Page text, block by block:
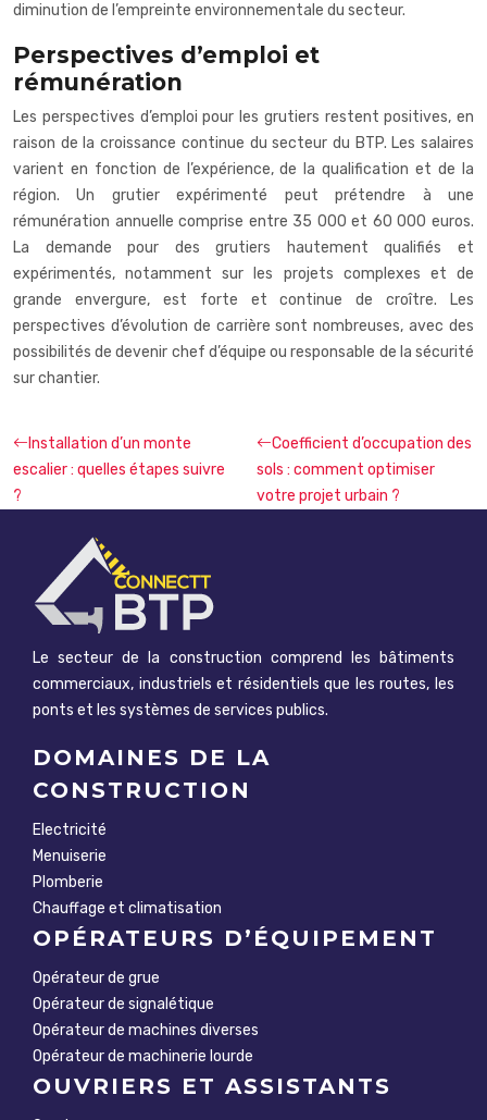
diminution de l’empreinte environnementale du secteur.
Perspectives d’emploi et
rémunération
Les perspectives d’emploi pour les grutiers restent positives, en
raison de la croissance continue du secteur du BTP. Les salaires
varient en fonction de l’expérience, de la qualification et de la
région. Un grutier expérimenté peut prétendre à une
rémunération annuelle comprise entre 35 000 et 60 000 euros.
La demande pour des grutiers hautement qualifiés et
expérimentés, notamment sur les projets complexes et de
grande envergure, est forte et continue de croître. Les
perspectives d’évolution de carrière sont nombreuses, avec des
possibilités de devenir chef d’équipe ou responsable de la sécurité
sur chantier.
Installation d’un monte
escalier : quelles étapes suivre
?
Coefficient d’occupation des
sols : comment optimiser
votre projet urbain ?
Le secteur de la construction comprend les bâtiments
commerciaux, industriels et résidentiels que les routes, les
ponts et les systèmes de services publics.
DOMAINES DE LA
CONSTRUCTION
Electricité
Menuiserie
Plomberie
Chauffage et climatisation
OPÉRATEURS D’ÉQUIPEMENT
Opérateur de grue
Opérateur de signalétique
Opérateur de machines diverses
Opérateur de machinerie lourde
OUVRIERS ET ASSISTANTS